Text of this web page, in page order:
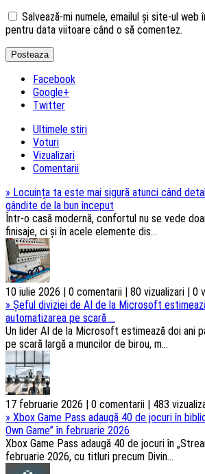
Salvează-mi numele, emailul și site-ul
pentru data viitoare când o să comentez.
Facebook
Google+
Twitter
Ultimele stiri
Voturi
Vizualizari
Comentarii
» Locuința ta este mai sigură atunci când
gândite de la bun început
Într-o casă modernă, confortul nu se vede
finisaje, ci și în acele elemente dis...
10 iulie 2026 | 0 comentarii | 80 vizualizari | 0
» Șeful diviziei de AI de la Microsoft
automatizarea pe scară ...
Un lider AI de la Microsoft estimează doi ani
pe scară largă a muncilor de birou, m...
17 februarie 2026 | 0 comentarii | 483
» Xbox Game Pass adaugă 40 de jocuri în
Own Game” în februarie 2026
Xbox Game Pass adaugă 40 de jocuri în
februarie 2026, cu titluri precum Divin...